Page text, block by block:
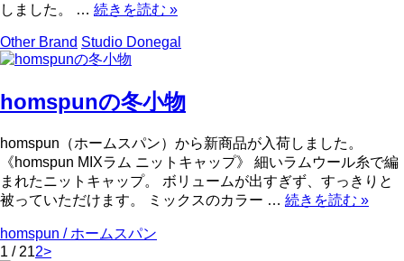
しました。 … 続きを読む »
Other Brand Studio Donegal
homspunの冬小物
homspun（ホームスパン）から新商品が入荷しました。
《homspun MIXラム ニットキャップ》 細いラムウール糸で編
まれたニットキャップ。 ボリュームが出すぎず、すっきりと
被っていただけます。 ミックスのカラー … 続きを読む »
homspun / ホームスパン
1 / 212>